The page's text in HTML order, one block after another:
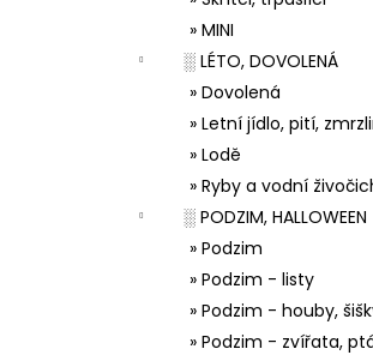
» MINI
░ LÉTO, DOVOLENÁ
» Dovolená
» Letní jídlo, pití,
» Lodě
» Ryby a vodní
░ PODZIM, HALLOWEEN
» Podzim
» Podzim - listy
» Podzim - houby,
» Podzim - zvířata,
33001 ZDOBÍCÍ SÁČEK